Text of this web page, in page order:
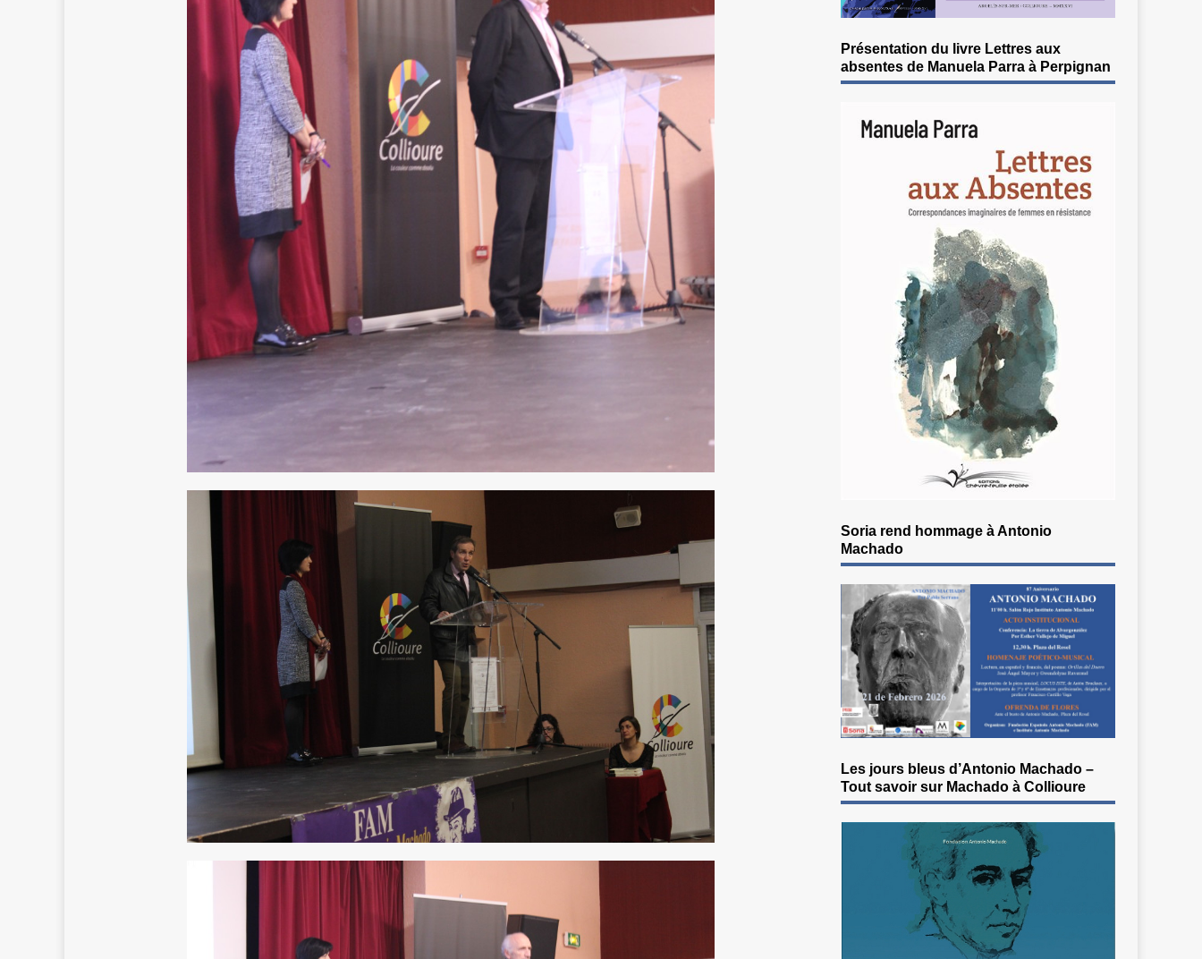
Présentation du livre Lettres aux
absentes de Manuela Parra à Perpignan
Soria rend hommage à Antonio
Machado
Les jours bleus d’Antonio Machado –
Tout savoir sur Machado à Collioure